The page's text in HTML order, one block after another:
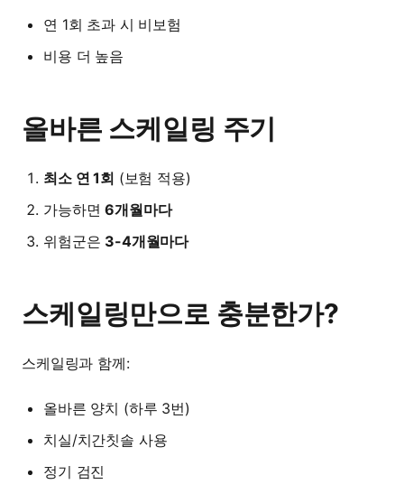
연 1회 초과 시 비보험
비용 더 높음
올바른 스케일링 주기
최소 연 1회 (보험 적용)
가능하면6개월마다
위험군은 3-4개월마다
스케일링만으로 충분한가?
스케일링과 함께:
올바른 양치 (하루 3번)
치실/치간칫솔 사용
정기 검진